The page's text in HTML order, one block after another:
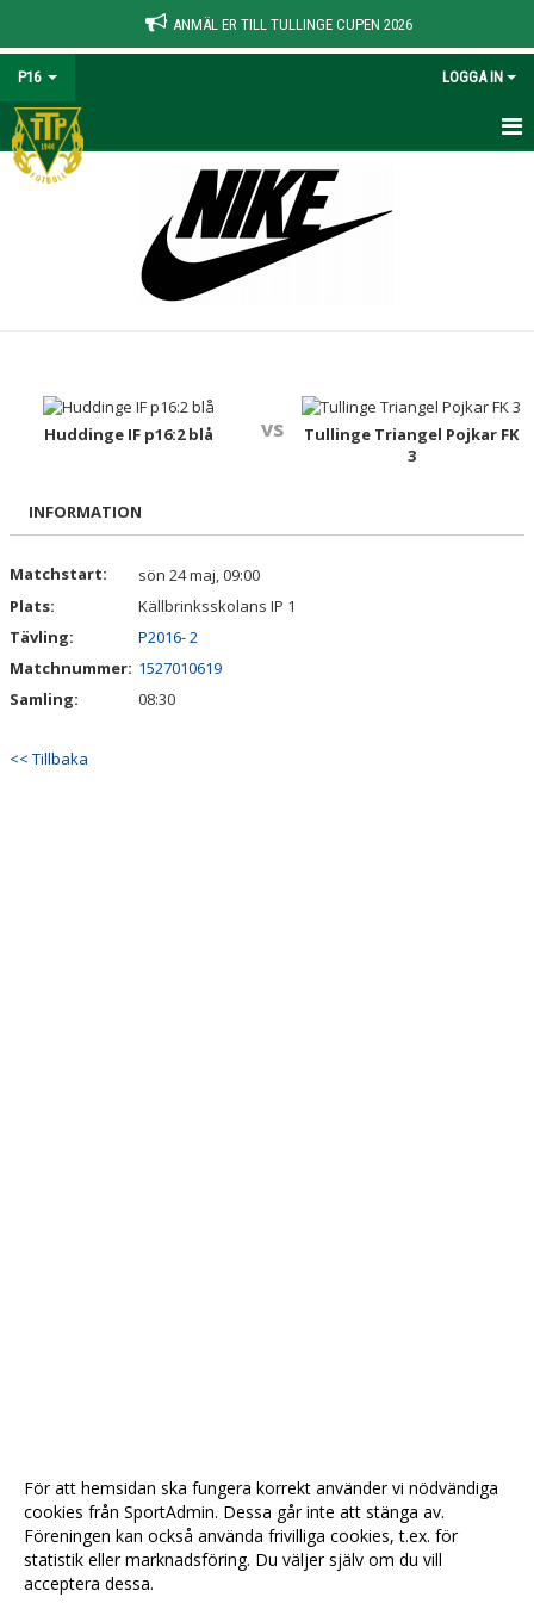
ANMÄL ER TILL TULLINGE CUPEN 2026
P16 LOGGA IN
HEM
BILDGALLERI
KONTAKT
Huddinge IF p16:2 blå vs
Tullinge Triangel Pojkar FK
3
INFORMATION
Matchstart:
sön 24 maj, 09:00
Plats:
Källbrinksskolans IP 1
Tävling:
P2016- 2
Matchnummer: 1527010619
Samling:
08:30
<< Tillbaka
För att hemsidan ska fungera korrekt använder vi nödvändiga
cookies från SportAdmin. Dessa går inte att stänga av.
Föreningen kan också använda frivilliga cookies, t.ex. för
statistik eller marknadsföring. Du väljer själv om du vill
acceptera dessa.